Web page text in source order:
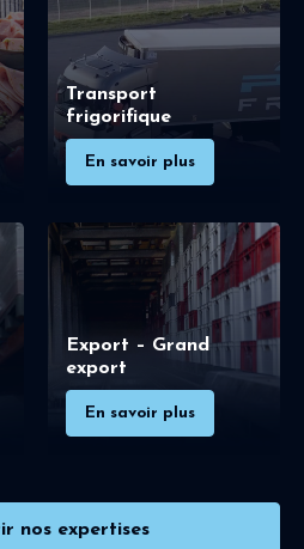
Transport
frigorifique
En savoir plus
Export – Grand
export
En savoir plus
nos expertises